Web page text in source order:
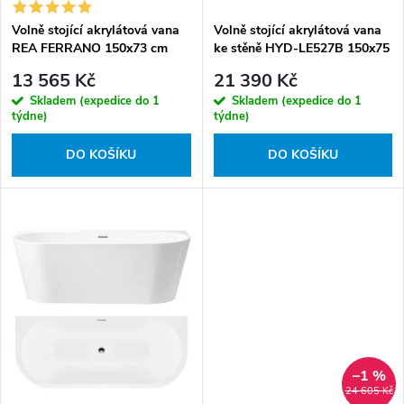
k
t
ů
d
u
k
t
ů
Volně stojící akrylátová vana
REA FERRANO 150x73 cm
13 565 Kč
Skladem (expedice do 1
týdne)
DO KOŠÍKU
Volně stojící akrylátová vana
ke stěně HYD-LE527B 150x75
21 390 Kč
Skladem (expedice do 1
týdne)
DO KOŠÍKU
24 605 Kč
–1 %